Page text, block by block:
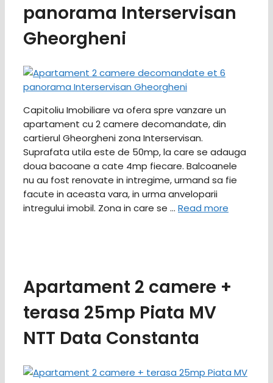
panorama Interservisan
Gheorgheni
Capitoliu Imobiliare va ofera spre vanzare un
apartament cu 2 camere decomandate, din
cartierul Gheorgheni zona Interservisan.
Suprafata utila este de 50mp, la care se adauga
doua bacoane a cate 4mp fiecare. Balcoanele
nu au fost renovate in intregime, urmand sa fie
facute in aceasta vara, in urma anveloparii
intregului imobil. Zona in care se … Read more
Apartament 2 camere +
terasa 25mp Piata MV
NTT Data Constanta